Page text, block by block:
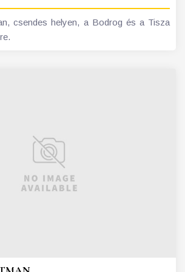
csendes helyen, a Bodrog és a Tisza